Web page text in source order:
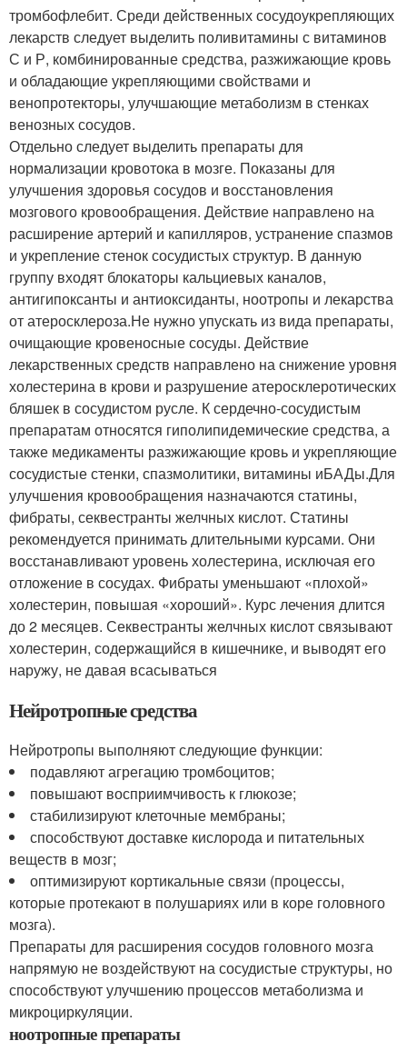
тромбофлебит. Среди действенных сосудоукрепляющих
лекарств следует выделить поливитамины с витаминов
С и Р, комбинированные средства, разжижающие кровь
и обладающие укрепляющими свойствами и
венопротекторы, улучшающие метаболизм в стенках
венозных сосудов.
Отдельно следует выделить препараты для
нормализации кровотока в мозге. Показаны для
улучшения здоровья сосудов и восстановления
мозгового кровообращения. Действие направлено на
расширение артерий и капилляров, устранение спазмов
и укрепление стенок сосудистых структур. В данную
группу входят блокаторы кальциевых каналов,
антигипоксанты и антиоксиданты, ноотропы и лекарства
от атеросклероза.Не нужно упускать из вида препараты,
очищающие кровеносные сосуды. Действие
лекарственных средств направлено на снижение уровня
холестерина в крови и разрушение атеросклеротических
бляшек в сосудистом русле. К сердечно-сосудистым
препаратам относятся гиполипидемические средства, а
также медикаменты разжижающие кровь и укрепляющие
сосудистые стенки, спазмолитики, витамины иБАДы.Для
улучшения кровообращения назначаются статины,
фибраты, секвестранты желчных кислот. Статины
рекомендуется принимать длительными курсами. Они
восстанавливают уровень холестерина, исключая его
отложение в сосудах. Фибраты уменьшают «плохой»
холестерин, повышая «хороший». Курс лечения длится
до 2 месяцев. Секвестранты желчных кислот связывают
холестерин, содержащийся в кишечнике, и выводят его
наружу, не давая всасываться
Нейротропные средства
Нейротропы выполняют следующие функции:
подавляют агрегацию тромбоцитов;
повышают восприимчивость к глюкозе;
стабилизируют клеточные мембраны;
способствуют доставке кислорода и питательных
веществ в мозг;
оптимизируют кортикальные связи (процессы,
которые протекают в полушариях или в коре головного
мозга).
Препараты для расширения сосудов головного мозга
напрямую не воздействуют на сосудистые структуры, но
способствуют улучшению процессов метаболизма и
микроциркуляции.
ноотропные препараты